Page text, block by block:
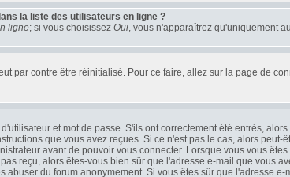
la liste des utilisateurs en ligne ?
ligne; si vous choisissez Oui, vous n'apparaîtrez qu'uniquement
par contre être réinitialisé. Pour ce faire, allez sur la page de
et mot de passe. S'ils ont correctement été entrés,
que vous avez reçues. Si ce n'est pas le cas, alors
avant de pouvoir vous connecter. Lorsque vous vous
reçu, alors êtes-vous bien sûr que l'adresse e-mail que vous
du forum anonymement. Si vous êtes sûr que l'adresse